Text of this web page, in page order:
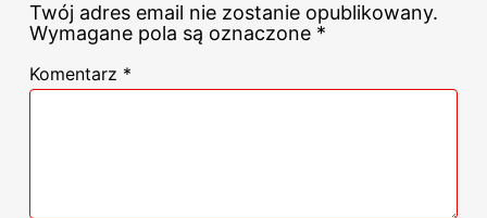
Twój adres email nie zostanie opublikowany.
Wymagane pola są oznaczone *
Komentarz *